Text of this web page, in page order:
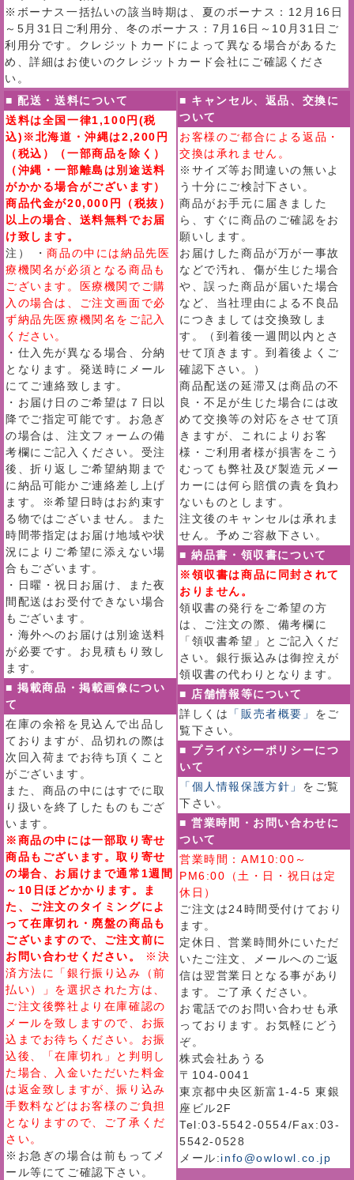
※ボーナス一括払いの該当時期は、夏のボーナス：12月16日
～5月31日ご利用分、冬のボーナス：7月16日～10月31日ご
利用分です。クレジットカードによって異なる場合があるた
め、詳細はお使いのクレジットカード会社にご確認くださ
い。
■ 配送・送料について
送料は全国一律1,100円(税
込)※北海道・沖縄は2,200円
（税込）（一部商品を除く）
（沖縄・一部離島は別途送料
がかかる場合がございます）
商品代金が20,000円（税抜）
以上の場合、送料無料でお届
け致します。
注） ・商品の中には納品先医
療機関名が必須となる商品も
ございます。医療機関でご購
入の場合は、ご注文画面で必
ず納品先医療機関名をご記入
ください。
・仕入先が異なる場合、分納
となります。発送時にメール
にてご連絡致します。
・お届け日のご希望は７日以
降でご指定可能です。お急ぎ
の場合は、注文フォームの備
考欄にご記入ください。受注
後、折り返しご希望納期まで
に納品可能かご連絡差し上げ
ます。※希望日時はお約束す
る物ではございません。また
時間帯指定はお届け地域や状
況によりご希望に添えない場
合もございます。
・日曜・祝日お届け、また夜
間配送はお受付できない場合
もございます。
・海外へのお届けは別途送料
が必要です。お見積もり致し
ます。
■ 掲載商品・掲載画像につい
て
在庫の余裕を見込んで出品し
ておりますが、品切れの際は
次回入荷までお待ち頂くこと
がございます。
また、商品の中にはすでに取
り扱いを終了したものもござ
います。
※商品の中には一部取り寄せ
商品もございます。取り寄せ
の場合、お届けまで通常1週間
～10日ほどかかります。ま
た、ご注文のタイミングによ
って在庫切れ・廃盤の商品も
ございますので、ご注文前に
お問い合わせください。
※決
済方法に「銀行振り込み（前
払い）」を選択された方は、
ご注文後弊社より在庫確認の
メールを致しますので、お振
込までお待ちください。お振
込後、「在庫切れ」と判明し
た場合、入金いただいた料金
は返金致しますが、振り込み
手数料などはお客様のご負担
となりますので、ご了承くだ
さい。
※お急ぎの場合は前もってメ
ール等にてご確認下さい。
■ キャンセル、返品、交換に
ついて
お客様のご都合による返品・
交換は承れません。
※サイズ等お間違いの無いよ
う十分にご検討下さい。
商品がお手元に届きました
ら、すぐに商品のご確認をお
願いします。
お届けした商品が万が一事故
などで汚れ、傷が生じた場合
や、誤った商品が届いた場合
など、当社理由による不良品
につきましては交換致しま
す。（到着後一週間以内とさ
せて頂きます。到着後よくご
確認下さい。）
商品配送の延滞又は商品の不
良・不足が生じた場合には改
めて交換等の対応をさせて頂
きますが、これによりお客
様・ご利用者様が損害をこう
むっても弊社及び製造元メー
カーには何ら賠償の責を負わ
ないものとします。
注文後のキャンセルは承れま
せん。予めご容赦下さい。
■ 納品書・領収書について
※領収書は商品に同封されて
おりません。
領収書の発行をご希望の方
は、ご注文の際、備考欄に
「領収書希望」とご記入くだ
さい。銀行振込みは御控えが
領収書の代わりとなります。
■ 店舗情報等について
詳しくは
「販売者概要」 をご
覧下さい。
■ プライバシーポリシーにつ
いて
「個人情報保護方針」 をご覧
下さい。
■ 営業時間・お問い合わせに
ついて
営業時間：AM10:00～
PM6:00（土・日・祝日は定
休日）
ご注文は24時間受付けており
ます。
定休日、営業時間外にいただ
いたご注文、メールへのご返
信は翌営業日となる事があり
ます。ご了承ください。
お電話でのお問い合わせも承
っております。お気軽にどう
ぞ。
株式会社あうる
〒104-0041
東京都中央区新富1-4-5 東銀
座ビル2F
Tel:03-5542-0554/Fax:03-
5542-0528
メール:info@owlowl.co.jp